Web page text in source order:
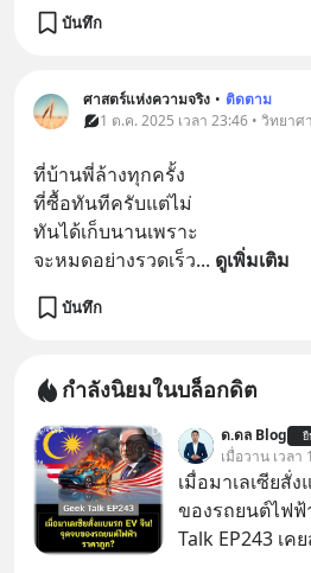
บันทึก
ศาสตร์แห่งความจริง • ติดตาม
1 ต.ค. 2025 เวลา 23:46 • วิทยาศ
ที่บ้านพี่ล้างทุกครั้ง
ที่ซื้อทันทีครับแต่ไม่
ทันได้เก็บนานเพราะ
จะหมดอย่างรวดเร็ว... ดูเพิ่มเติม
บันทึก
กำลังนิยมในบล็อกดิต
ด.ดล Blog
เมื่อวาน เวลา
เมื่อมาเลเซียสั่
ของรถยนต์ไฟฟ้
Talk EP243 เ